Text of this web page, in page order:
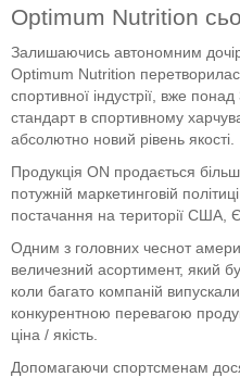
Optimum Nutrition
Залишаючись автономним
Optimum Nutrition
спортивної індустрії, вже
стандарт в спортивному
абсолютно новий рівень якості.
Продукція ON продається
потужній маркетинговій
постачання на території США,
Одним з головних чеснот
величезний асортимент, який
коли багато компаній
конкурентною перевагою
ціна / якість.
Допомагаючи спортсменам